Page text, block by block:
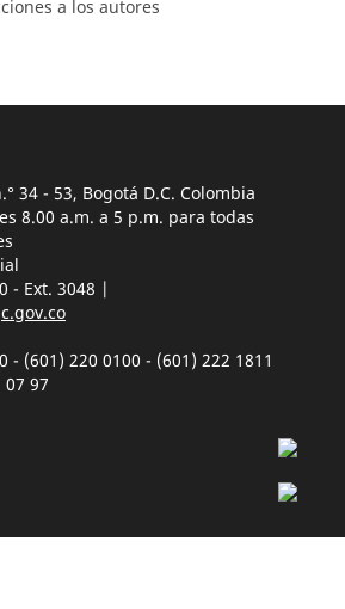
a los autores
34 - 53, Bogotá D.C. Colombia
8.00 a.m. a 5 p.m. para todas
- Ext. 3048 |
- (601) 220 0100 - (601) 222 1811
07 97